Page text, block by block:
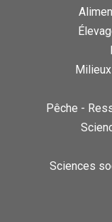
Pêche -
Sciences